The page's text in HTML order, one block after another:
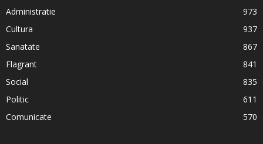
Administratie
973
Cultura
937
Sanatate
867
Flagrant
841
Social
835
Politic
611
Comunicate
570